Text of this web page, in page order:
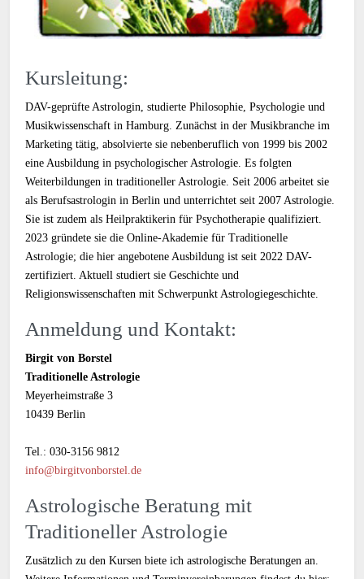
Kursleitung:
DAV-geprüfte Astrologin, studierte Philosophie, Psychologie und
Musikwissenschaft in Hamburg. Zunächst in der Musikbranche im
Marketing tätig, absolvierte sie nebenberuflich von 1999 bis 2002
eine Ausbildung in psychologischer Astrologie. Es folgten
Weiterbildungen in traditioneller Astrologie. Seit 2006 arbeitet sie
als Berufsastrologin in Berlin und unterrichtet seit 2007 Astrologie.
Sie ist zudem als Heilpraktikerin für Psychotherapie qualifiziert.
2023 gründete sie die Online-Akademie für Traditionelle
Astrologie; die hier angebotene Ausbildung ist seit 2022 DAV-
zertifiziert. Aktuell studiert sie Geschichte und
Religionswissenschaften mit Schwerpunkt Astrologiegeschichte.
Anmeldung und Kontakt:
Birgit von Borstel
Traditionelle Astrologie
Meyerheimstraße 3
10439 Berlin
Tel.: 030-3156 9812
info@birgitvonborstel.de
Astrologische Beratung mit
Traditioneller Astrologie
Zusätzlich zu den Kursen biete ich astrologische Beratungen an.